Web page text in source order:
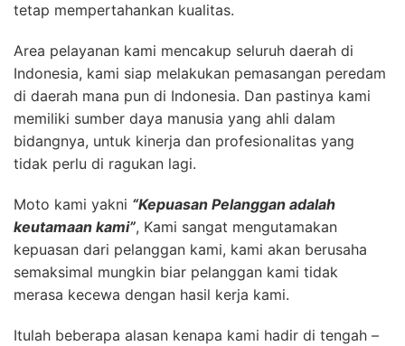
tetap mempertahankan kualitas.
Area pelayanan kami mencakup seluruh daerah di
Indonesia, kami siap melakukan pemasangan peredam
di daerah mana pun di Indonesia. Dan pastinya kami
memiliki sumber daya manusia yang ahli dalam
bidangnya, untuk kinerja dan profesionalitas yang
tidak perlu di ragukan lagi.
Moto kami yakni “Kepuasan Pelanggan adalah
keutamaan kami”, Kami sangat mengutamakan
kepuasan dari pelanggan kami, kami akan berusaha
semaksimal mungkin biar pelanggan kami tidak
merasa kecewa dengan hasil kerja kami.
Itulah beberapa alasan kenapa kami hadir di tengah –